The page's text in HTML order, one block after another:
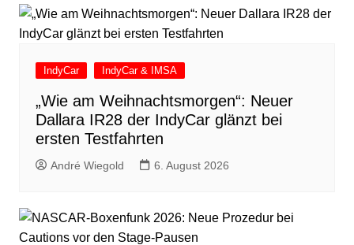
IndyCar IndyCar & IMSA
„Wie am Weihnachtsmorgen“: Neuer
Dallara IR28 der IndyCar glänzt bei
ersten Testfahrten
André Wiegold 6. August 2026